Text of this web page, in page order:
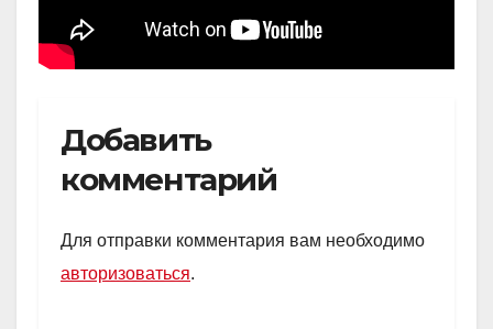
Добавить
комментарий
Для отправки комментария вам необходимо
авторизоваться.